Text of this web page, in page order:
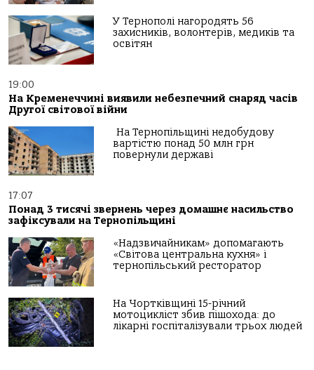
У Тернополі нагородять 56
захисників, волонтерів, медиків та
освітян
19:00
На Кременеччині виявили небезпечний снаряд часів
Другої світової війни
На Тернопільщині недобудову
вартістю понад 50 млн грн
повернули державі
17:07
Понад 3 тисячі звернень через домашнє насильство
зафіксували на Тернопільщині
«Надзвичайникам» допомагають
«Світова центральна кухня» і
тернопільський ресторатор
На Чортківщині 15-річний
мотоцикліст збив пішохода: до
лікарні госпіталізували трьох людей